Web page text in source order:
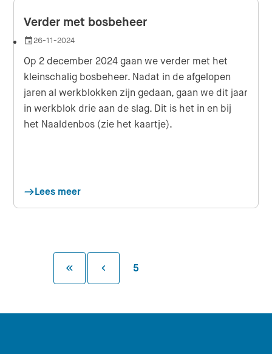
Verder met bosbeheer
Datum
26-11-2024
Op 2 december 2024 gaan we verder met het
kleinschalig bosbeheer. Nadat in de afgelopen
jaren al werkblokken zijn gedaan, gaan we dit jaar
in werkblok drie aan de slag. Dit is het in en bij
het Naaldenbos (zie het kaartje).
Lees meer
Eerste paginaVorige pagina
5